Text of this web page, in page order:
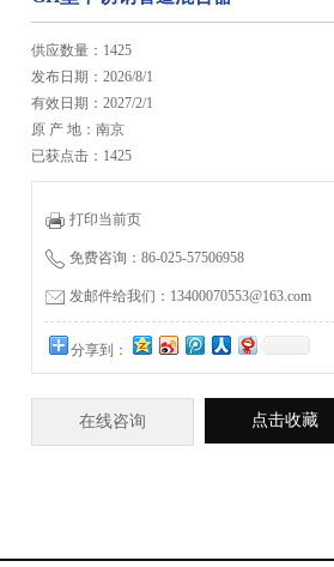
供应数量：1425
发布日期：2026/8/1
有效日期：2027/2/1
原 产 地：南京
已获点击：1425
打印当前页
免费咨询：86-025-57506958
发邮件给我们：13400070553@163.com
分享到：
在线咨询 点击收藏